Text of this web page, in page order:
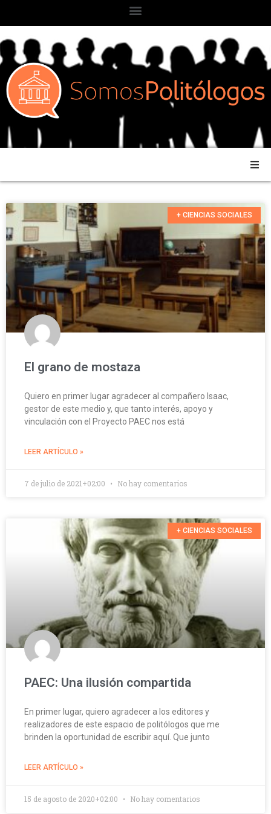
+ CIENCIAS SOCIALES
El grano de mostaza
Quiero en primer lugar agradecer al compañero Isaac,
gestor de este medio y, que tanto interés, apoyo y
vinculación con el Proyecto PAEC nos está
LEER ARTÍCULO »
7 de julio de 2021+02:00 No hay comentarios
+ CIENCIAS SOCIALES
PAEC: Una ilusión compartida
En primer lugar, quiero agradecer a los editores y
realizadores de este espacio de politólogos que me
brinden la oportunidad de escribir aquí. Que junto
LEER ARTÍCULO »
15 de agosto de 2020+02:00 No hay comentarios